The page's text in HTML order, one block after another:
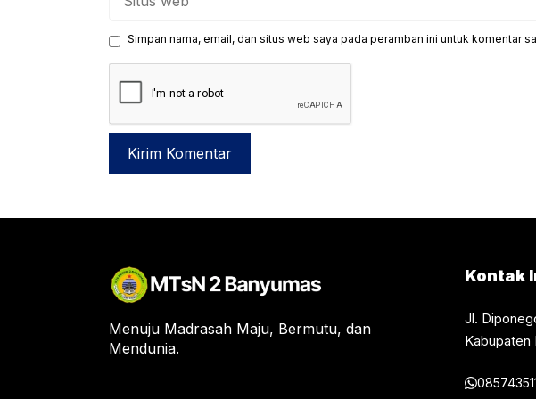
Simpan nama, email, dan situs web saya pada peramban ini untuk komentar
Menuju Madrasah Maju, Bermutu, dan
Mendunia.
Kontak
Jl.
Kabupaten